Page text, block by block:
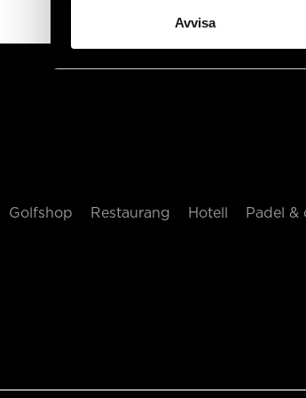
Avvisa
Golfshop Restaurang Hotell Padel &